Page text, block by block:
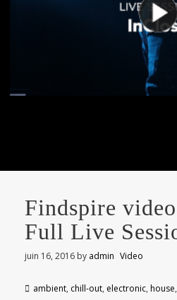
Findspire
Full Live
juin 16, 2016 by admin Video
ambient, chill-out, electronic, house,